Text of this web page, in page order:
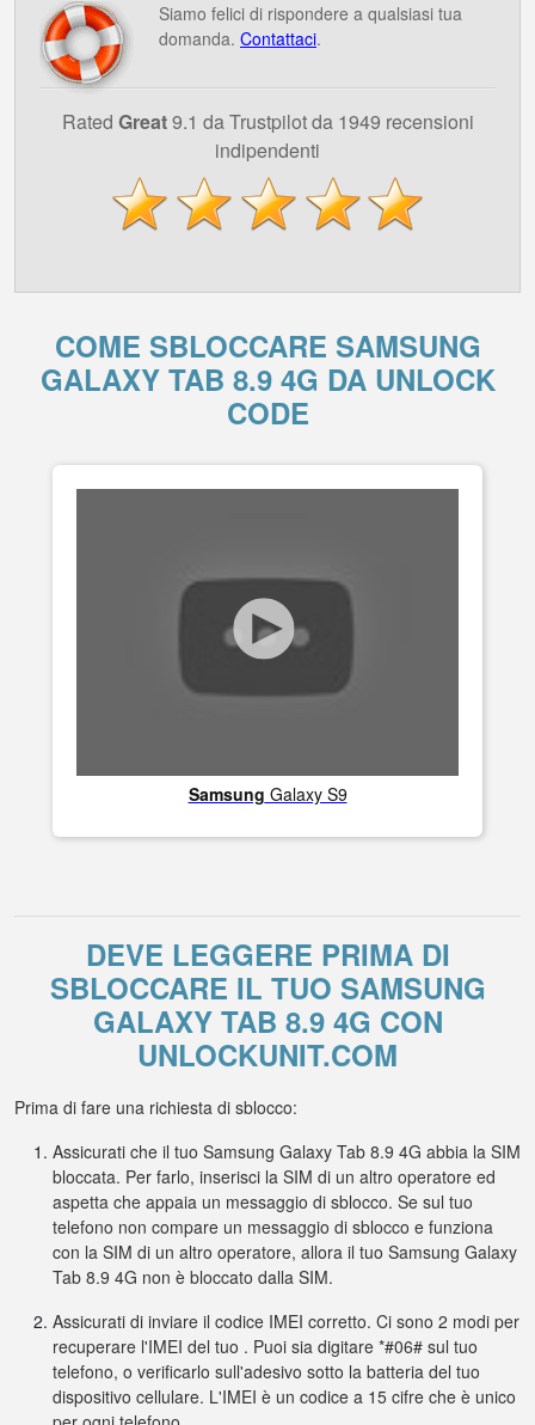
Siamo felici di rispondere a qualsiasi tua
domanda. Contattaci.
Rated Great9.1 da Trustpilot da 1949 recensioni
indipendenti
COME SBLOCCARE SAMSUNG
GALAXY TAB 8.9 4G DA UNLOCK
CODE
Samsung Galaxy S9
DEVE LEGGERE PRIMA DI
SBLOCCARE IL TUO SAMSUNG
GALAXY TAB 8.9 4G CON
UNLOCKUNIT.COM
Prima di fare una richiesta di sblocco:
Assicurati che il tuo Samsung Galaxy Tab 8.9 4G abbia la SIM
bloccata. Per farlo, inserisci la SIM di un altro operatore ed
aspetta che appaia un messaggio di sblocco. Se sul tuo
telefono non compare un messaggio di sblocco e funziona
con la SIM di un altro operatore, allora il tuo Samsung Galaxy
Tab 8.9 4G non è bloccato dalla SIM.
Assicurati di inviare il codice IMEI corretto. Ci sono 2 modi per
recuperare l'IMEI del tuo . Puoi sia digitare *#06# sul tuo
telefono, o verificarlo sull'adesivo sotto la batteria del tuo
dispositivo cellulare. L'IMEI è un codice a 15 cifre che è unico